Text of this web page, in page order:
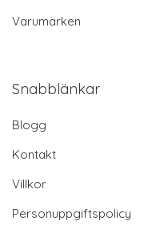
Varumärken
Snabblänkar
Blogg
Kontakt
Villkor
Personuppgiftspolicy